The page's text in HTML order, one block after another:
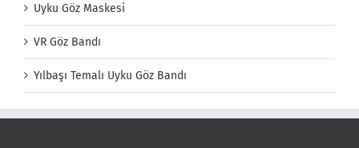
Uyku Göz Maskesi
VR Göz Bandı
Yılbaşı Temalı Uyku Göz Bandı